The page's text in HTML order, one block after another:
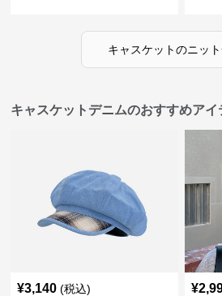
キャスケットのニット
キャスケットデニムのおすすめアイ
¥3,140 (税込) ¥